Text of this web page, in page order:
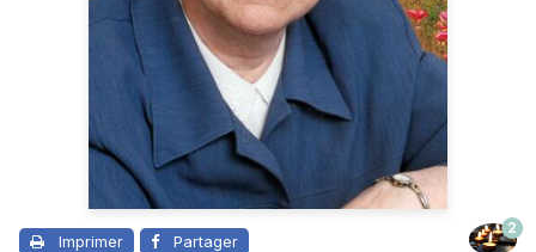
Imprimer Partager
2